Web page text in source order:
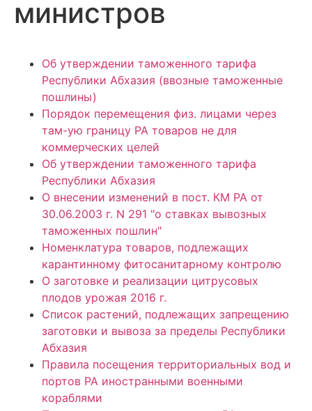
министров
Об утверждении таможенного тарифа
Республики Абхазия (ввозные таможенные
пошлины)
Порядок перемещения физ. лицами через
там-ую границу РА товаров не для
коммерческих целей
Об утверждении таможенного тарифа
Республики Абхазия
О внесении изменений в пост. КМ РА от
30.06.2003 г. N 291 "о ставках вывозных
таможенных пошлин"
Номенклатура товаров, подлежащих
карантинному фитосанитарному контролю
О заготовке и реализации цитрусовых
плодов урожая 2016 г.
Список растений, подлежащих запрещению
заготовки и вывоза за пределы Республики
Абхазия
Правила посещения территориальных вод и
портов РА иностранными военными
кораблями